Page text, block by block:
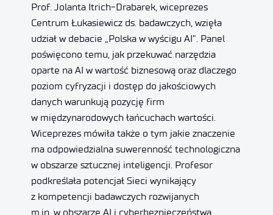
Prof. Jolanta Itrich-Drabarek, wiceprezes
Centrum Łukasiewicz ds. badawczych, wzięła
udział w debacie „Polska w wyścigu AI”. Panel
poświęcono temu, jak przekuwać narzędzia
oparte na AI w wartość biznesową oraz dlaczego
poziom cyfryzacji i dostęp do jakościowych
danych warunkują pozycję firm
w międzynarodowych łańcuchach wartości.
Wiceprezes mówiła także o tym jakie znaczenie
ma odpowiedzialna suwerenność technologiczna
w obszarze sztucznej inteligencji. Profesor
podkreślała potencjał Sieci wynikający
z kompetencji badawczych rozwijanych
m.in. w obszarze AI i cyberbezpieczeństwa.